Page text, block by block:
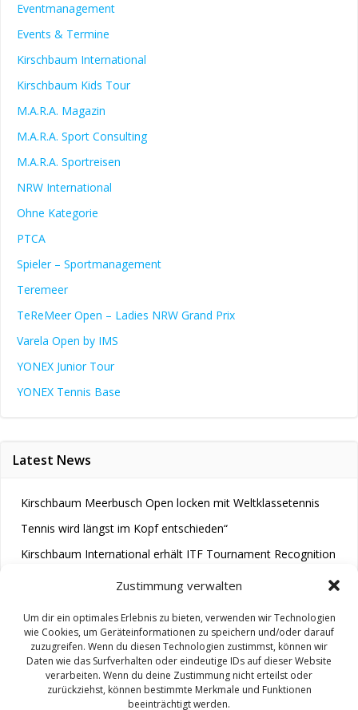
Zustimmung verwalten
Um dir ein optimales Erlebnis zu bieten, verwenden wir Technologien
wie Cookies, um Geräteinformationen zu speichern und/oder darauf
zuzugreifen. Wenn du diesen Technologien zustimmst, können wir
Daten wie das Surfverhalten oder eindeutige IDs auf dieser Website
verarbeiten. Wenn du deine Zustimmung nicht erteilst oder
zurückziehst, können bestimmte Merkmale und Funktionen
beeinträchtigt werden.
Eventmanagement
Events & Termine
Kirschbaum International
Kirschbaum Kids Tour
M.A.R.A. Magazin
M.A.R.A. Sport Consulting
M.A.R.A. Sportreisen
NRW International
Ohne Kategorie
PTCA
Spieler – Sportmanagement
Teremeer
TeReMeer Open – Ladies NRW Grand Prix
Varela Open by IMS
YONEX Junior Tour
YONEX Tennis Base
Latest News
Kirschbaum Meerbusch Open locken mit Weltklassetennis
Tennis wird längst im Kopf entschieden“
Kirschbaum International erhält ITF Tournament Recognition
© 2026 M.A.R.A.. Created for free using WordPress and